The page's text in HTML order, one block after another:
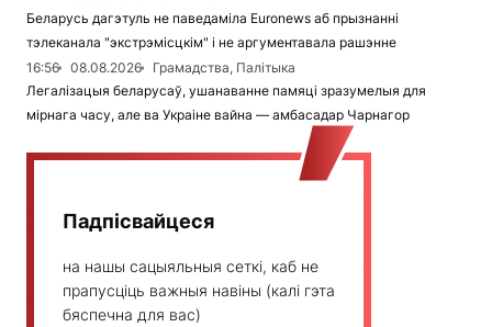
Беларусь дагэтуль не паведаміла Euronews аб прызнанні
тэлеканала "экстрэмісцкім" і не аргументавала рашэнне
16:56
08.08.2026
Грамадства, Палітыка
Легалізацыя беларусаў, ушанаванне памяці зразумелыя для
мірнага часу, але ва Украіне вайна — амбасадар Чарнагор
Падпісвайцеся
на нашы сацыяльныя сеткі, каб не
прапусціць важныя навіны (калі гэта
бяспечна для вас)